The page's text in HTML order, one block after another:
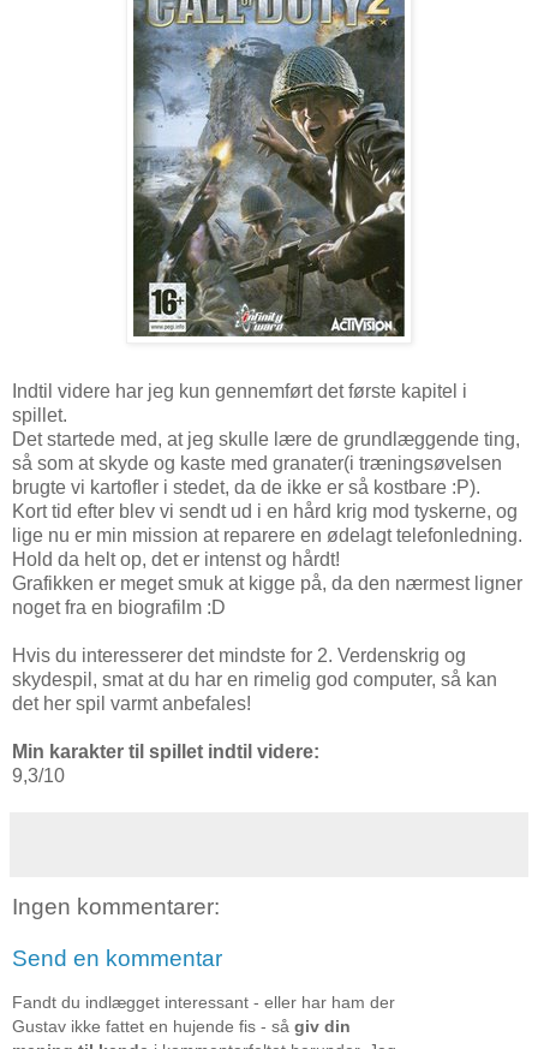
Indtil videre har jeg kun gennemført det første kapitel i
spillet.
Det startede med, at jeg skulle lære de grundlæggende ting,
så som at skyde og kaste med granater(i træningsøvelsen
brugte vi kartofler i stedet, da de ikke er så kostbare :P).
Kort tid efter blev vi sendt ud i en hård krig mod tyskerne, og
lige nu er min mission at reparere en ødelagt telefonledning.
Hold da helt op, det er intenst og hårdt!
Grafikken er meget smuk at kigge på, da den nærmest ligner
noget fra en biografilm :D
Hvis du interesserer det mindste for 2. Verdenskrig og
skydespil, smat at du har en rimelig god computer, så kan
det her spil varmt anbefales!
Min karakter til spillet indtil videre:
9,3/10
Ingen kommentarer:
Send en kommentar
Fandt du indlægget interessant - eller har ham der
Gustav ikke fattet en hujende fis - så giv din